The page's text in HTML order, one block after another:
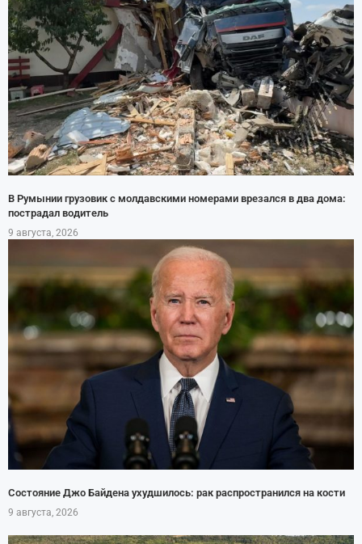
В Румынии грузовик с молдавскими номерами врезался в два дома:
пострадал водитель
9 августа, 2026
Состояние Джо Байдена ухудшилось: рак распространился на кости
9 августа, 2026